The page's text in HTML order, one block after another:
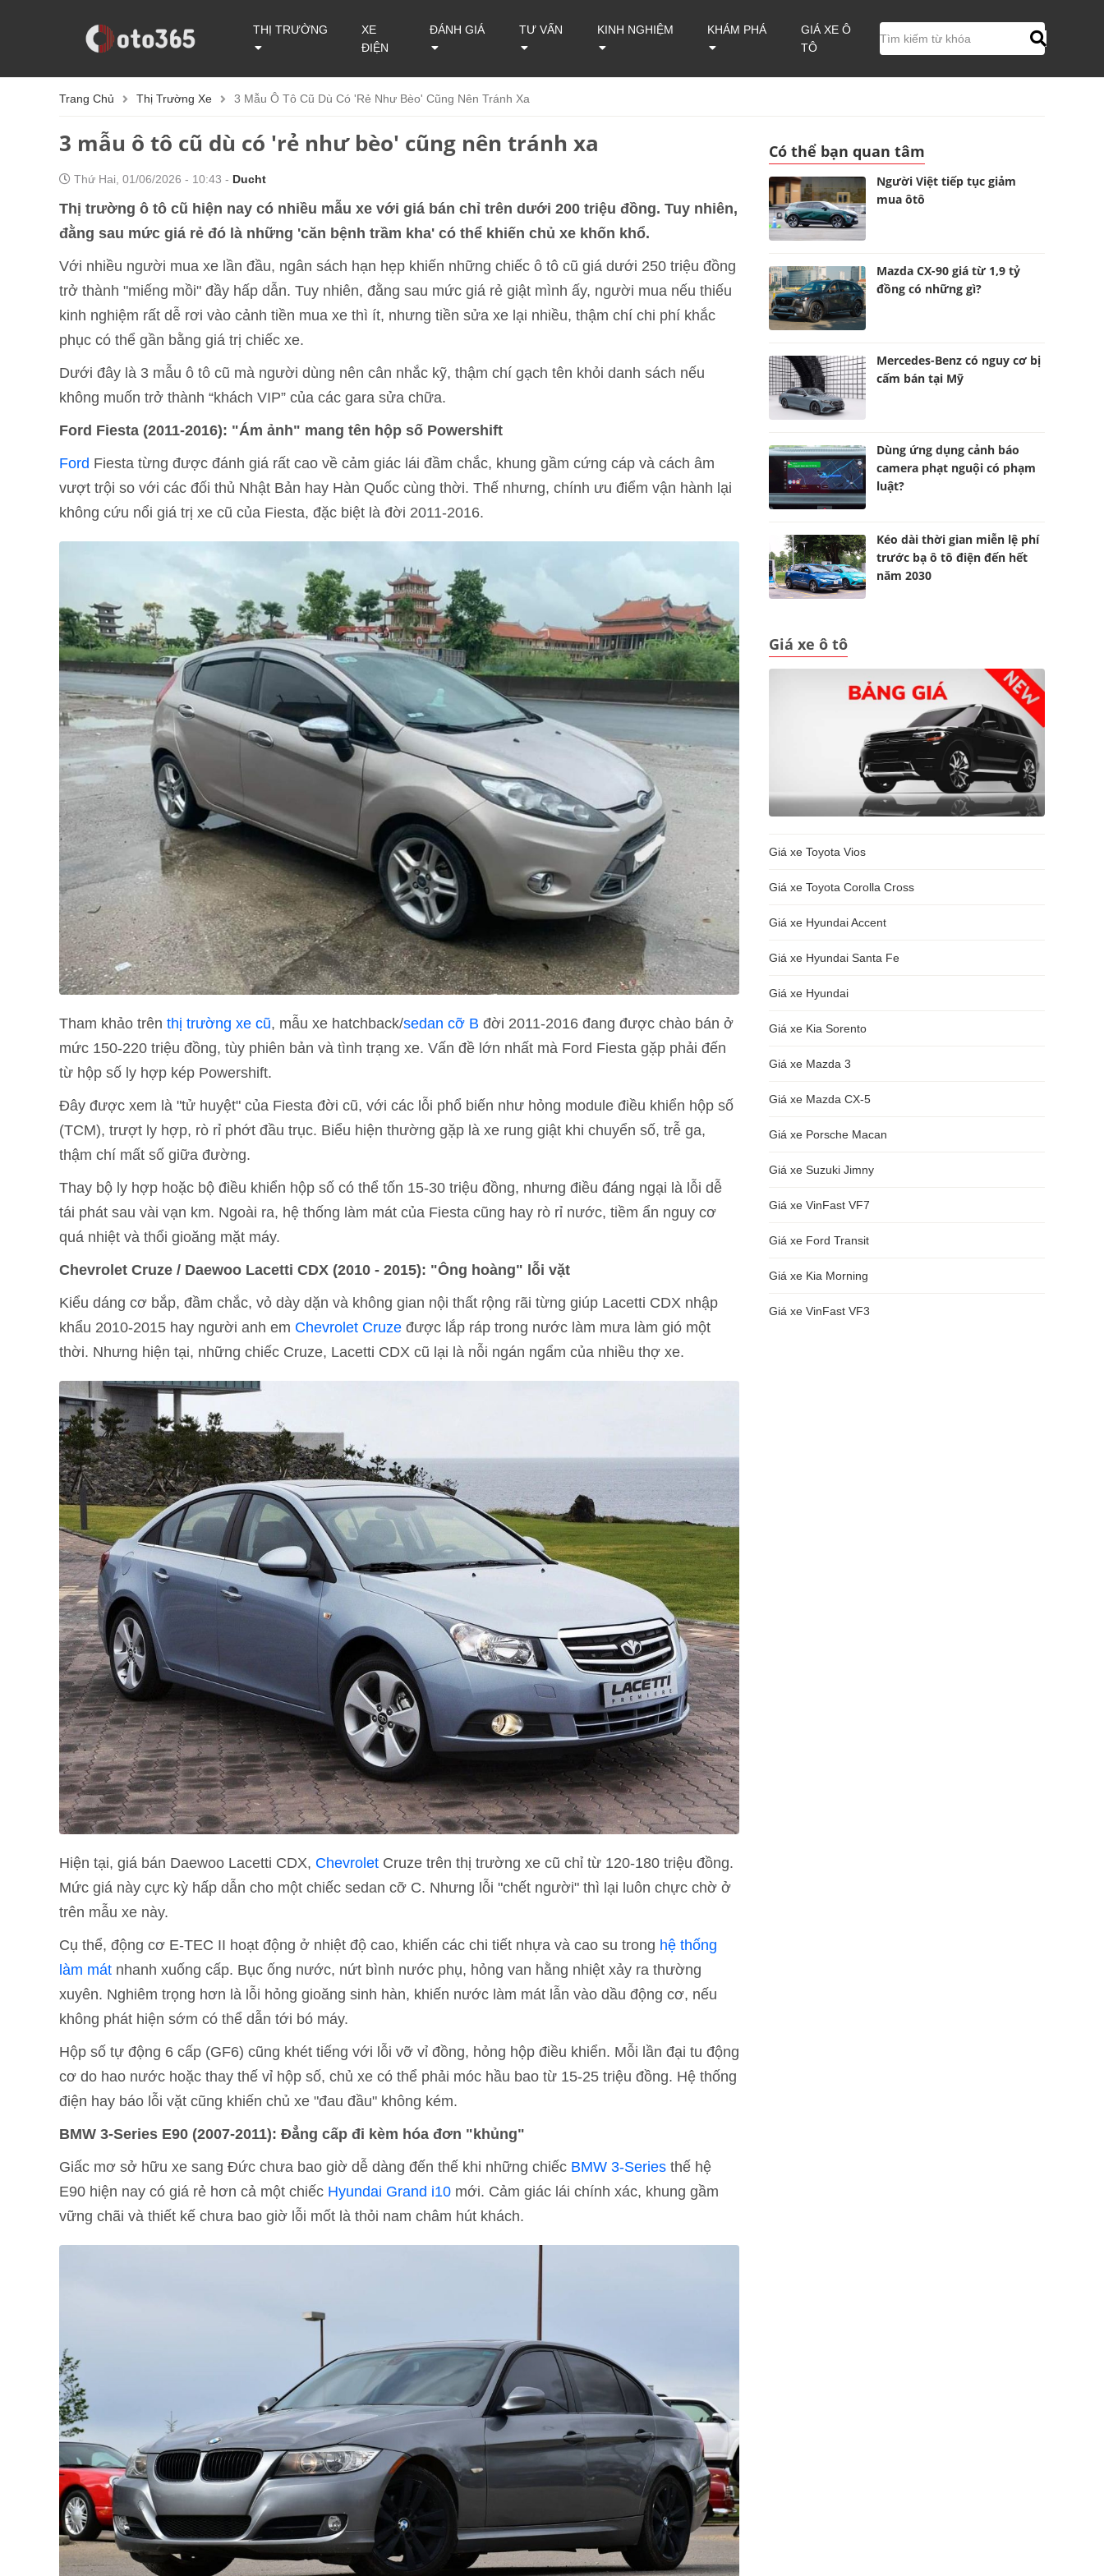
THỊ TRƯỜNG
XE
ĐIỆN
ĐÁNH GIÁ TƯ VẤN KINH NGHIỆM KHÁM PHÁ
GIÁ XE Ô
TÔ
Trang Chủ Thị Trường Xe 3 Mẫu Ô Tô Cũ Dù Có 'rẻ Như Bèo' Cũng Nên Tránh Xa
3 mẫu ô tô cũ dù có 'rẻ như bèo' cũng nên tránh xa
Thứ Hai, 01/06/2026 - 10:43 - Ducht
Thị trường ô tô cũ hiện nay có nhiều mẫu xe với giá bán chỉ trên dưới 200 triệu đồng. Tuy nhiên,
đằng sau mức giá rẻ đó là những 'căn bệnh trầm kha' có thể khiến chủ xe khốn khổ.
Với nhiều người mua xe lần đầu, ngân sách hạn hẹp khiến những chiếc ô tô cũ giá dưới 250 triệu đồng
trở thành "miếng mồi" đầy hấp dẫn. Tuy nhiên, đằng sau mức giá rẻ giật mình ấy, người mua nếu thiếu
kinh nghiệm rất dễ rơi vào cảnh tiền mua xe thì ít, nhưng tiền sửa xe lại nhiều, thậm chí chi phí khắc
phục có thể gần bằng giá trị chiếc xe.
Dưới đây là 3 mẫu ô tô cũ mà người dùng nên cân nhắc kỹ, thậm chí gạch tên khỏi danh sách nếu
không muốn trở thành “khách VIP” của các gara sửa chữa.
Ford Fiesta (2011-2016): "Ám ảnh" mang tên hộp số Powershift
Ford Fiesta từng được đánh giá rất cao về cảm giác lái đầm chắc, khung gầm cứng cáp và cách âm
vượt trội so với các đối thủ Nhật Bản hay Hàn Quốc cùng thời. Thế nhưng, chính ưu điểm vận hành lại
không cứu nổi giá trị xe cũ của Fiesta, đặc biệt là đời 2011-2016.
Tham khảo trên thị trường xe cũ, mẫu xe hatchback/sedan cỡ B đời 2011-2016 đang được chào bán ở
mức 150-220 triệu đồng, tùy phiên bản và tình trạng xe. Vấn đề lớn nhất mà Ford Fiesta gặp phải đến
từ hộp số ly hợp kép Powershift.
Đây được xem là "tử huyệt" của Fiesta đời cũ, với các lỗi phổ biến như hỏng module điều khiển hộp số
(TCM), trượt ly hợp, rò rỉ phớt đầu trục. Biểu hiện thường gặp là xe rung giật khi chuyển số, trễ ga,
thậm chí mất số giữa đường.
Thay bộ ly hợp hoặc bộ điều khiển hộp số có thể tốn 15-30 triệu đồng, nhưng điều đáng ngại là lỗi dễ
tái phát sau vài vạn km. Ngoài ra, hệ thống làm mát của Fiesta cũng hay rò rỉ nước, tiềm ẩn nguy cơ
quá nhiệt và thổi gioăng mặt máy.
Chevrolet Cruze / Daewoo Lacetti CDX (2010 - 2015): "Ông hoàng" lỗi vặt
Kiểu dáng cơ bắp, đầm chắc, vỏ dày dặn và không gian nội thất rộng rãi từng giúp Lacetti CDX nhập
khẩu 2010-2015 hay người anh em Chevrolet Cruze được lắp ráp trong nước làm mưa làm gió một
thời. Nhưng hiện tại, những chiếc Cruze, Lacetti CDX cũ lại là nỗi ngán ngẩm của nhiều thợ xe.
Hiện tại, giá bán Daewoo Lacetti CDX, Chevrolet Cruze trên thị trường xe cũ chỉ từ 120-180 triệu đồng.
Mức giá này cực kỳ hấp dẫn cho một chiếc sedan cỡ C. Nhưng lỗi "chết người" thì lại luôn chực chờ ở
trên mẫu xe này.
Cụ thể, động cơ E-TEC II hoạt động ở nhiệt độ cao, khiến các chi tiết nhựa và cao su trong hệ thống
làm mát nhanh xuống cấp. Bục ống nước, nứt bình nước phụ, hỏng van hằng nhiệt xảy ra thường
xuyên. Nghiêm trọng hơn là lỗi hỏng gioăng sinh hàn, khiến nước làm mát lẫn vào dầu động cơ, nếu
không phát hiện sớm có thể dẫn tới bó máy.
Hộp số tự động 6 cấp (GF6) cũng khét tiếng với lỗi vỡ vỉ đồng, hỏng hộp điều khiển. Mỗi lần đại tu động
cơ do hao nước hoặc thay thế vỉ hộp số, chủ xe có thể phải móc hầu bao từ 15-25 triệu đồng. Hệ thống
điện hay báo lỗi vặt cũng khiến chủ xe "đau đầu" không kém.
BMW 3-Series E90 (2007-2011): Đẳng cấp đi kèm hóa đơn "khủng"
Giấc mơ sở hữu xe sang Đức chưa bao giờ dễ dàng đến thế khi những chiếc BMW 3-Series thế hệ
E90 hiện nay có giá rẻ hơn cả một chiếc Hyundai Grand i10 mới. Cảm giác lái chính xác, khung gầm
vững chãi và thiết kế chưa bao giờ lỗi mốt là thỏi nam châm hút khách.
Có thể bạn quan tâm
Người Việt tiếp tục giảm
mua ôtô
Mazda CX-90 giá từ 1,9 tỷ
đồng có những gì?
Mercedes-Benz có nguy cơ bị
cấm bán tại Mỹ
Dùng ứng dụng cảnh báo
camera phạt nguội có phạm
luật?
Kéo dài thời gian miễn lệ phí
trước bạ ô tô điện đến hết
năm 2030
Giá xe ô tô
Giá xe Toyota Vios
Giá xe Toyota Corolla Cross
Giá xe Hyundai Accent
Giá xe Hyundai Santa Fe
Giá xe Hyundai
Giá xe Kia Sorento
Giá xe Mazda 3
Giá xe Mazda CX-5
Giá xe Porsche Macan
Giá xe Suzuki Jimny
Giá xe VinFast VF7
Giá xe Ford Transit
Giá xe Kia Morning
Giá xe VinFast VF3